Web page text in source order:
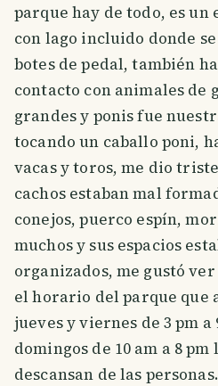
parque hay de todo, es un
con lago incluido donde
botes de pedal, también
contacto con animales de
grandes y ponis fue
tocando un caballo poni,
vacas y toros, me dio
cachos estaban mal
conejos, puerco espín,
muchos y sus espacios
organizados, me gustó
el horario del parque que
jueves y viernes de 3 pm a
domingos de 10 am a 8
descansan de las personas.